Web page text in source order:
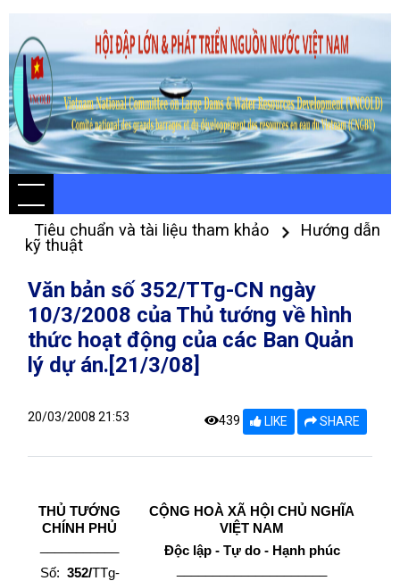
Tiêu chuẩn và tài liệu tham khảo
Hướng dẫn
kỹ thuật
Văn bản số 352/TTg-CN ngày
10/3/2008 của Thủ tướng về hình
thức hoạt động của các Ban Quản
lý dự án.[21/3/08]
20/03/2008 21:53 439 LIKE SHARE
THỦ TƯỚNG
CHÍNH PHỦ
Số: 352/TTg-
CỘNG HOÀ XÃ HỘI CHỦ NGHĨA
VIỆT NAM
Độc lập - Tự do - Hạnh phúc